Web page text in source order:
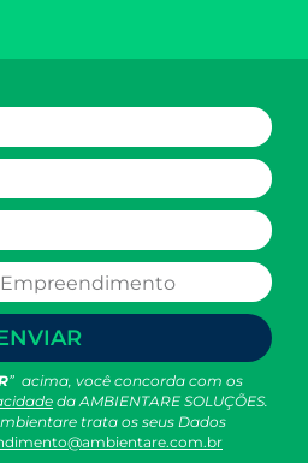
” acima, você concorda com os
da AMBIENTARE SOLUÇÕES.
trata os seus Dados